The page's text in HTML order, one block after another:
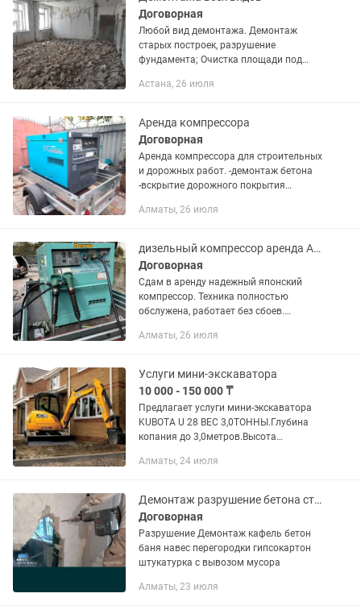
Договорная
Любой вид демонтажа. Демонтаж
старых построек, разрушение
фундамента; Очистка площади под
Демонтаж перекрытий и перегородок;
проемами...
Астана, 26 июля
Аренда компрессора
Договорная
Аренда компрессора для строительных
и дорожных работ. -демонтаж бетона
-вскрытие дорожного покрытия
скважин -продувка поливной системы
Алматы, 26 июля
дизельный компрессор аренда Алматы
Договорная
Сдам в аренду надежный японский
компрессор. Техника полностью
обслужена, работает без сбоев.
м³/мин Давление: 7 атмосфер Тип:
Алматы, 26 июля
Услуги мини-экскаватора
10 000 - 150 000 ₸
Предлагает услуги мини-экскаватора
KUBOTA U 28 BEC 3,0ТОННЫ.Глубина
копания до 3,0метров.Высота
ломающаяся(Робот] которая
Алматы, 24 июля
Демонтаж разрушение бетона стяжки балкон Любой сложности
Договорная
Разрушение Демонтаж кафель бетон
баня навес перегородки гипсокартон
штукатурка с вывозом мусора
Алматы, 23 июля